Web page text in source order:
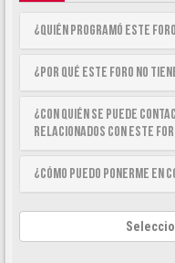
¿Quién programó este
¿Por qué este foro no
¿Con quién se puede
relacionados con este
¿Cómo puedo ponerme